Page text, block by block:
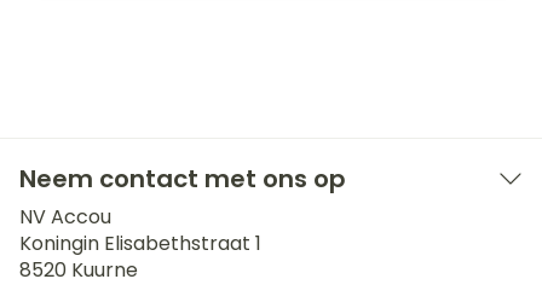
Neem contact met ons op
NV Accou
Koningin Elisabethstraat 1
8520 Kuurne